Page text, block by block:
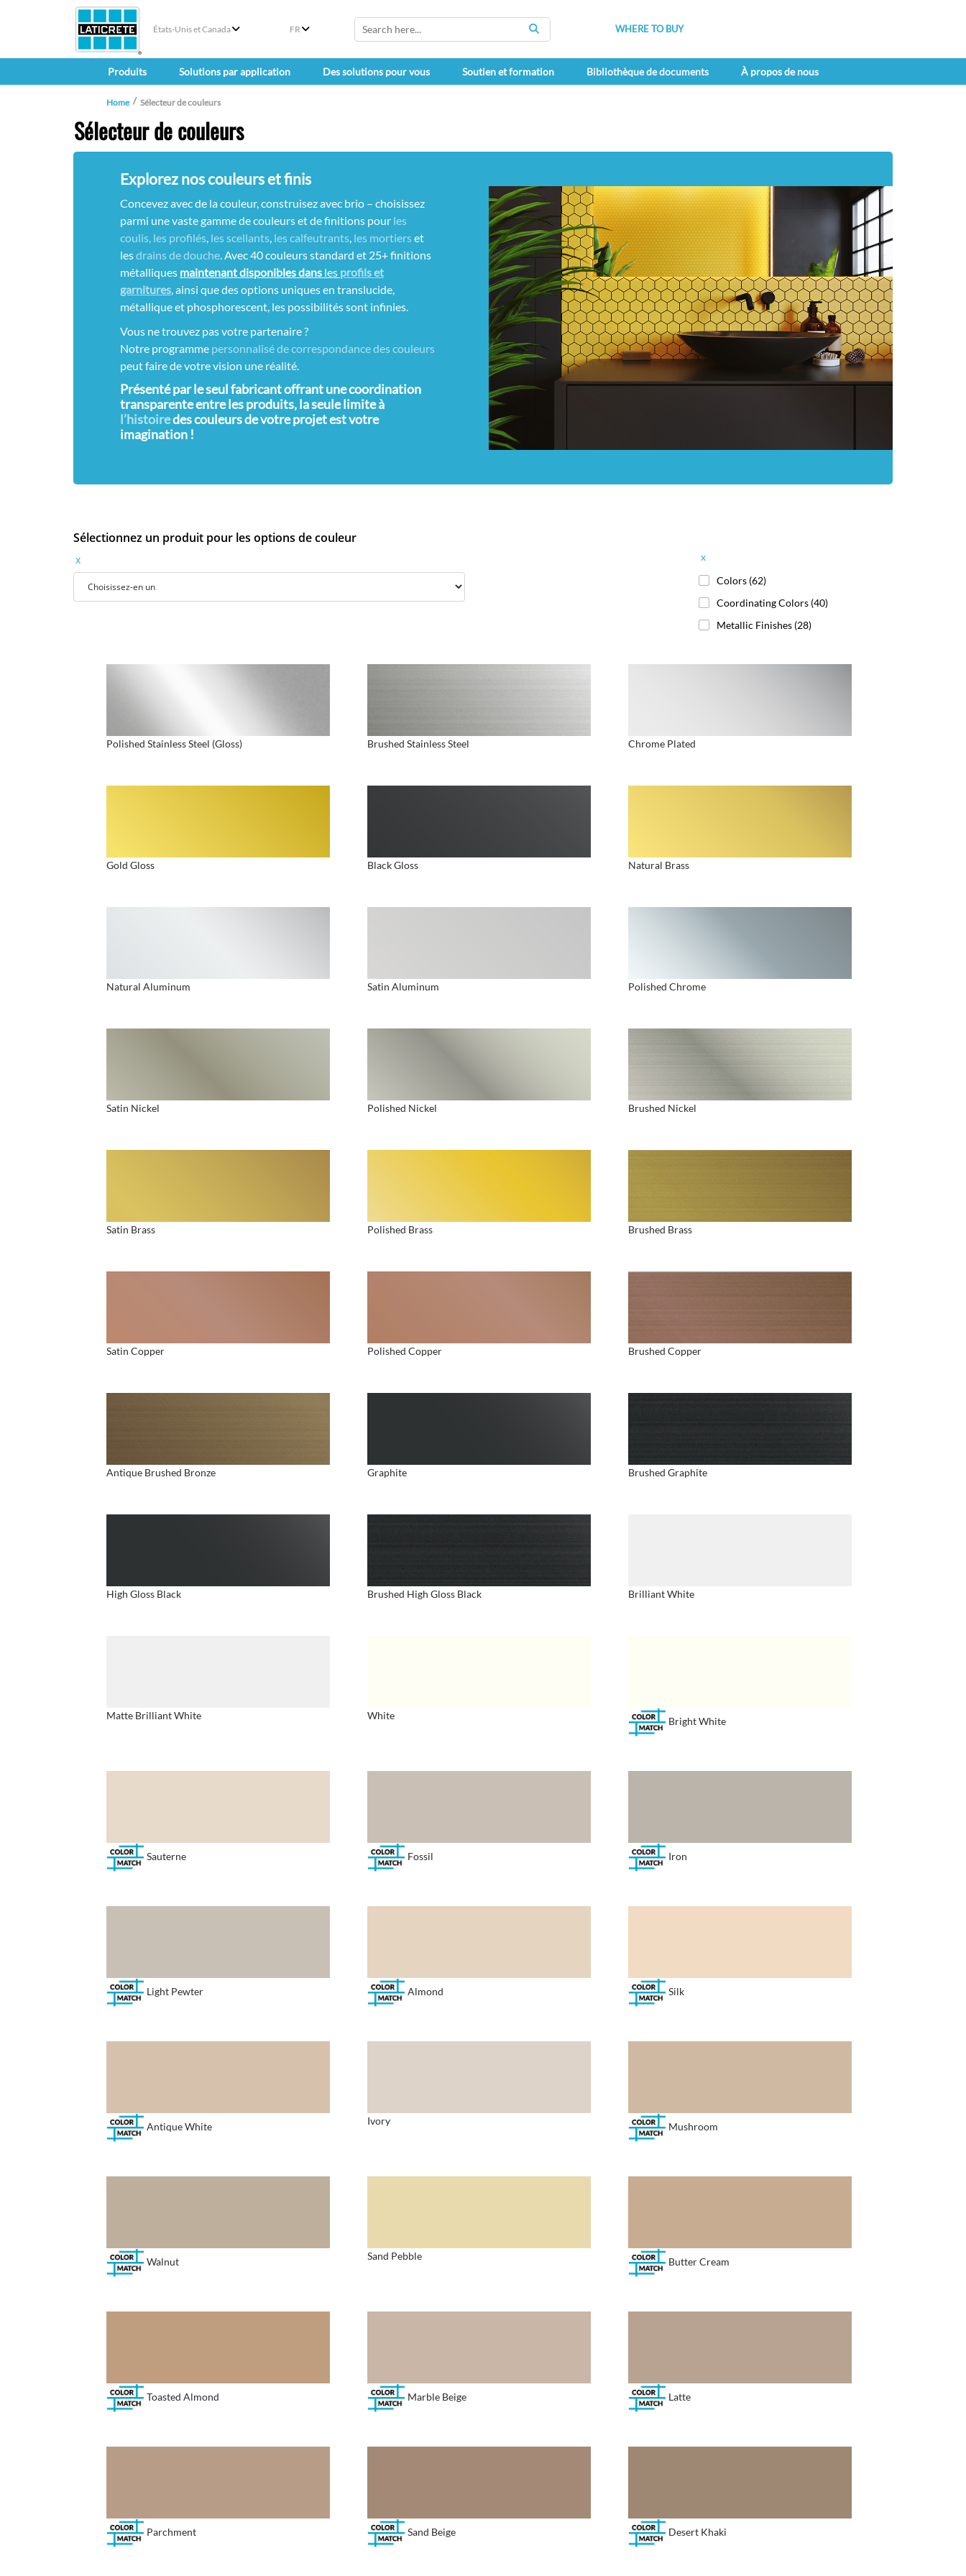
États-Unis et Canada FR
SEARCH
WHERE TO BUY
Produits Solutions par application Des solutions pour vous Soutien et formation Bibliothèque de documents À propos de nous
Home Sélecteur de couleurs
Sélecteur de couleurs
Explorez nos couleurs et finis
Concevez avec de la couleur, construisez avec brio – choisissez
parmi une vaste gamme de couleurs et de finitions pour les
coulis, les profilés, les scellants, les calfeutrants, les mortierset
lesdrains de douche. Avec 40 couleurs standard et 25+ finitions
métalliques maintenant disponibles dans les profils et
garnitures, ainsi que des options uniques en translucide,
métallique et phosphorescent, les possibilités sont infinies.
Vous ne trouvez pas votre partenaire ?
Notre programme personnalisé de correspondance des couleurs
peut faire de votre vision une réalité.
Présenté par le seul fabricant offrant une coordination
transparente entre les produits, la seule limite à
l’histoiredes couleurs de votre projet est votre
imagination !
Sélectionnez un produit pour les options de couleur
x
x
Colors (62)
Coordinating Colors (40)
Metallic Finishes (28)
Polished Stainless Steel (Gloss) Brushed Stainless Steel Chrome Plated
Gold Gloss Black Gloss Natural Brass
Natural Aluminum Satin Aluminum Polished Chrome
Satin Nickel Polished Nickel Brushed Nickel
Satin Brass Polished Brass Brushed Brass
Satin Copper Polished Copper Brushed Copper
Antique Brushed Bronze Graphite Brushed Graphite
High Gloss Black Brushed High Gloss Black Brilliant White
Matte Brilliant White White Bright White
Sauterne Fossil Iron
Light Pewter Almond Silk
Antique White Ivory Mushroom
Walnut Sand Pebble Butter Cream
Toasted Almond Marble Beige Latte
Parchment Sand Beige Desert Khaki